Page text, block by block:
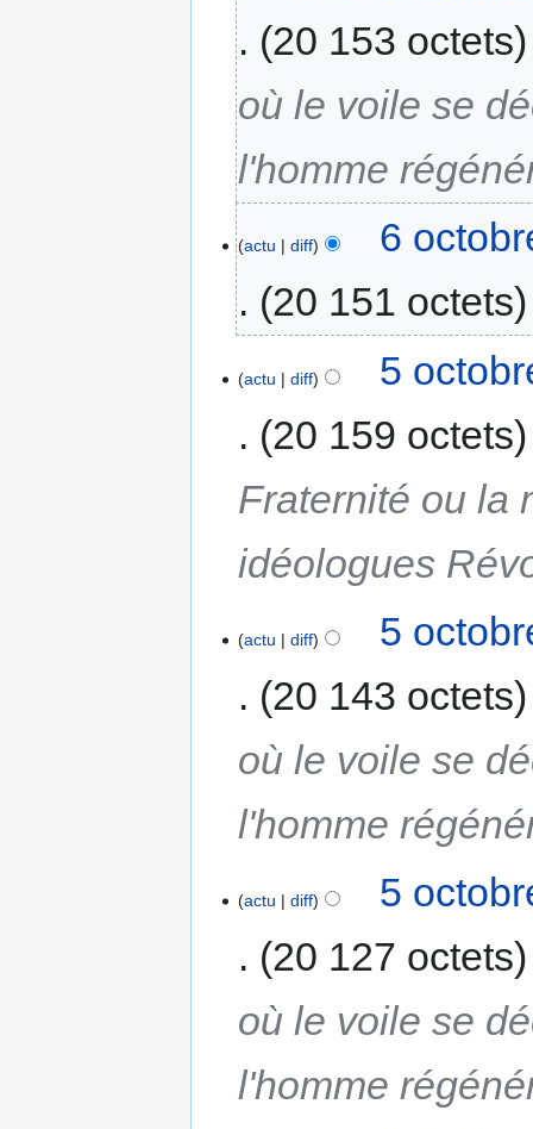
20 153 octets
où le voile se
l'homme
actu diff
6
20 151 octets
actu diff
5
20 159 octets
Fraternité ou la
idéologues
actu diff
5
20 143 octets
où le voile se
l'homme
actu diff
5
20 127 octets
où le voile se
l'homme